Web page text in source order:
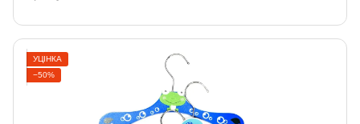
УЦІНКА
−50%